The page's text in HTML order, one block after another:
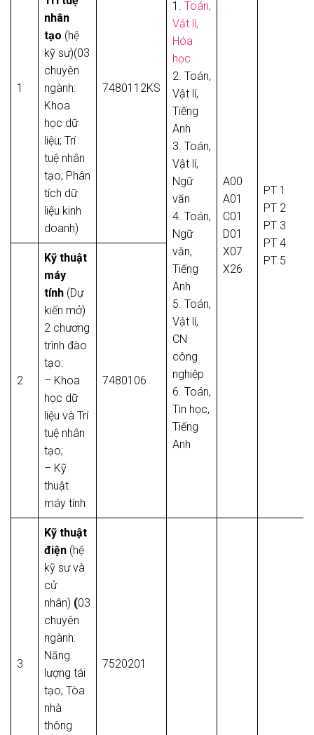
1
nhân
tạo (hệ
kỹ sư)(03
chuyên
ngành:
Khoa
học dữ
liệu; Trí
tuệ nhân
tạo; Phân
tích dữ
liệu kinh
doanh)
7480112KS
1. Toán,
Vật lí,
Hóa
học
2. Toán,
Vật lí,
Tiếng
Anh
3. Toán,
Vật lí,
Ngữ
văn
4. Toán,
Ngữ
văn,
Tiếng
Anh
5. Toán,
Vật lí,
CN
công
nghiệp
6. Toán,
Tin học,
Tiếng
Anh
A00
A01
C01
D01
X07
X26
PT 1
PT 2
PT 3
PT 4
PT 5
2
Kỹ thuật
máy
tính (Dự
kiến mở)
2 chương
trình đào
tạo:
– Khoa
học dữ
liệu và Trí
tuệ nhân
tạo;
– Kỹ
thuật
máy tính
7480106
3
Kỹ thuật
điện (hệ
kỹ sư và
cử
nhân) (03
chuyên
ngành:
Năng
lượng tái
tạo; Tòa
nhà
thông
7520201